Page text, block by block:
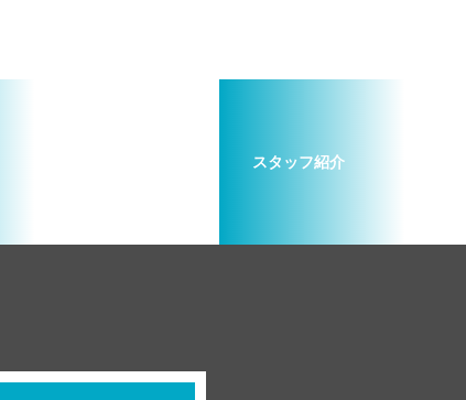
スタッフ紹介